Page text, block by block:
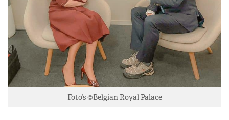
Foto’s ©Belgian Royal Palace